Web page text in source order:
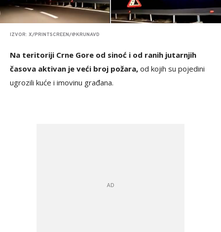
IZVOR: X/PRINTSCREEN/@KRUNAVD
Na teritoriji Crne Gore od sinoć i od ranih jutarnjih
časova aktivan je veći broj požara, od kojih su pojedini
ugrozili kuće i imovinu građana.